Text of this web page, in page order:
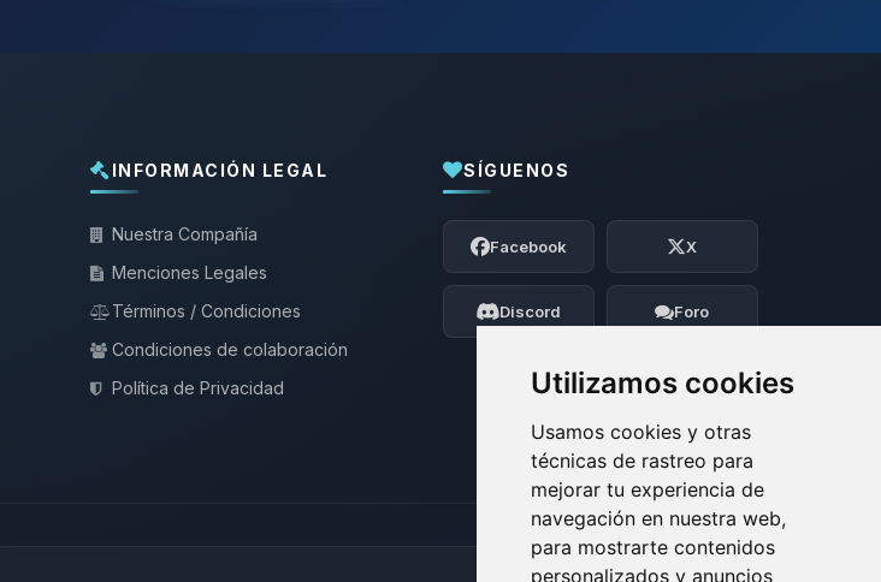
Utilizamos cookies
Usamos cookies y otras
técnicas de rastreo para
mejorar tu experiencia de
navegación en nuestra web,
para mostrarte contenidos
personalizados y anuncios
INFORMACIÓN LEGAL
Nuestra Compañía
Menciones Legales
Términos / Condiciones
Condiciones de colaboración
Política de Privacidad
SÍGUENOS
Facebook X
Discord Foro
Yupi, por fin alguien con quien hablar!
Soy Choupy, tu pequeno asistente de
BoxToPlay. Cuentame que necesitas y
moveré mis pequenos circuitos para
ayudarte.
08/08/2026 16:40